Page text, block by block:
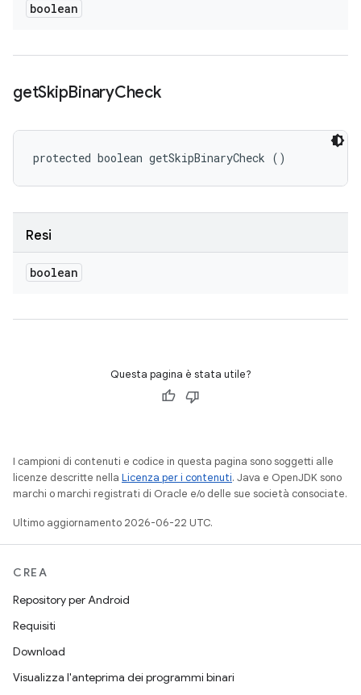
boolean
getSkipBinaryCheck
protected boolean getSkipBinaryCheck ()
Resi
boolean
Questa pagina è stata utile?
I campioni di contenuti e codice in questa pagina sono soggetti alle
licenze descritte nella Licenza per i contenuti. Java e OpenJDK sono
marchi o marchi registrati di Oracle e/o delle sue società consociate.
Ultimo aggiornamento 2026-06-22 UTC.
CREA
Repository per Android
Requisiti
Download
Visualizza l'anteprima dei programmi binari